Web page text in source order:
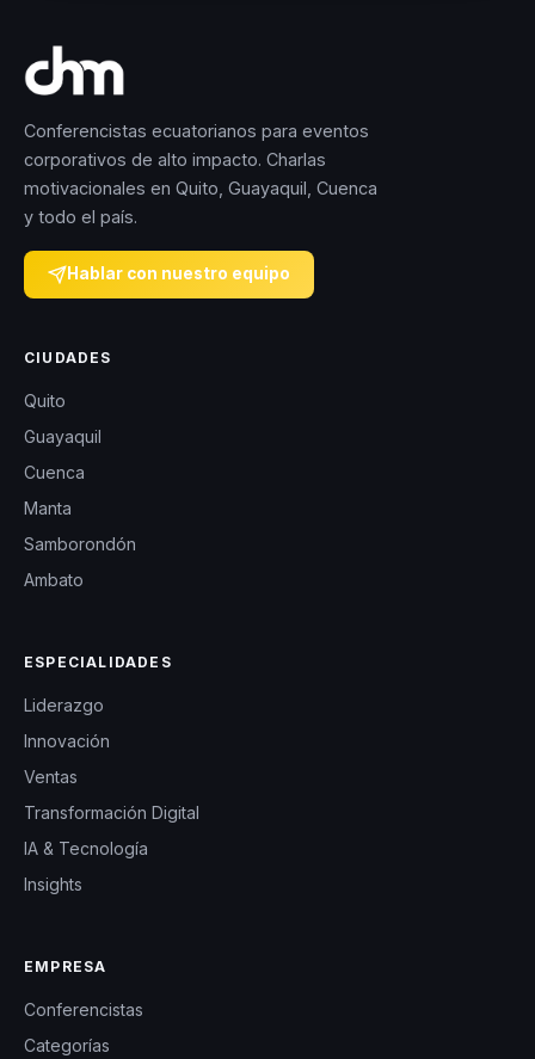
Conferencistas ecuatorianos para eventos
corporativos de alto impacto. Charlas
motivacionales en Quito, Guayaquil, Cuenca
y todo el país.
Hablar con nuestro equipo
CIUDADES
Quito
Guayaquil
Cuenca
Manta
Samborondón
Ambato
ESPECIALIDADES
Liderazgo
Innovación
Ventas
Transformación Digital
IA & Tecnología
Insights
EMPRESA
Conferencistas
Categorías